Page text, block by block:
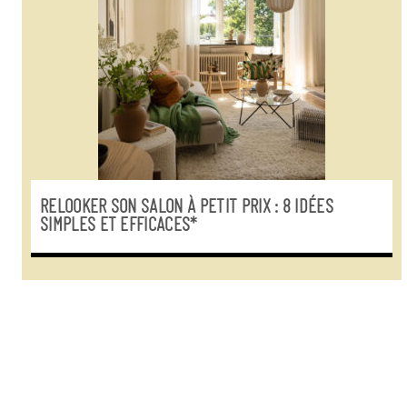
RELOOKER SON SALON À PETIT PRIX : 8 IDÉES
SIMPLES ET EFFICACES*